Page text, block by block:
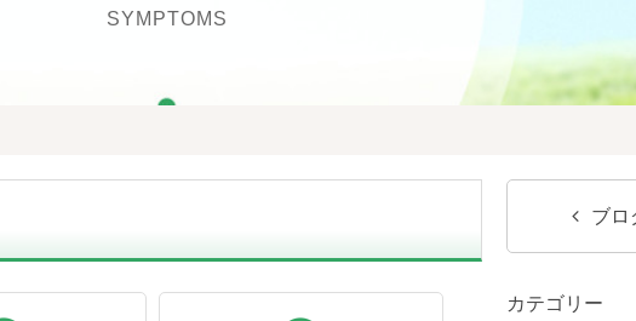
SYMPTOMS
ブロ
カテゴリー